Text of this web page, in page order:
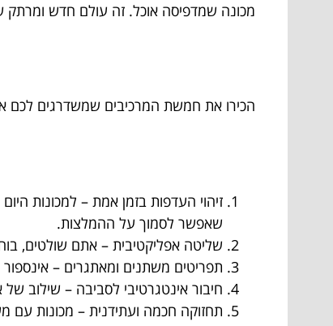
מכונה שמדפיסה אוכל. זה עולם חדש
הכירו את חמשת המרכיבים שמשדרגים לכם
זיהוי העדפות בזמן אמת – למכונות
שאפשר לסמוך על ההמלצות.
שליטה אפליקטיבית – אתם שולטים,
תפריטים משתנים ומאתגרים –
חיבור אינטגרטיבי לסביבה – שילוב של
תחזוקה חכמה ועתידנית – מכונות עם